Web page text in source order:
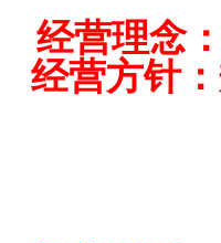
经营理念
经营方针